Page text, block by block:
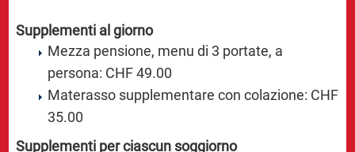
Supplementi al giorno
Mezza pensione, menu di 3 portate, a
persona: CHF 49.00
Materasso supplementare con colazione: CHF
35.00
Supplementi per ciascun soggiorno